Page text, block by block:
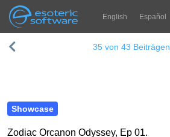
Esoteric Software
Navigation English Español
STARTSEITE Spine
Showcase
Zodiac Orcanon Odyssey, Ep 01.
35von 43 Beiträgen